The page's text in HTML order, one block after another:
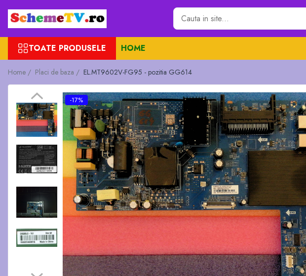
Toate Produsele
Placi de baza
Sursa alimentare
Seturi Benzi LED
Revista Service TV
Module TCON
Driver LED
Diverse
TOATE PRODUSELE HOME
Home / Placi de baza / EL.MT9602V-FG95 - pozitia GG614
-17%